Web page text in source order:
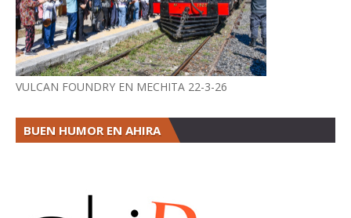
VULCAN FOUNDRY EN MECHITA 22-3-26
BUEN HUMOR EN AHIRA